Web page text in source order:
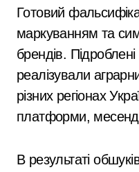
Готовий
маркуванням та
брендів.
реалізували
різних регіонах
платформи,
В результаті